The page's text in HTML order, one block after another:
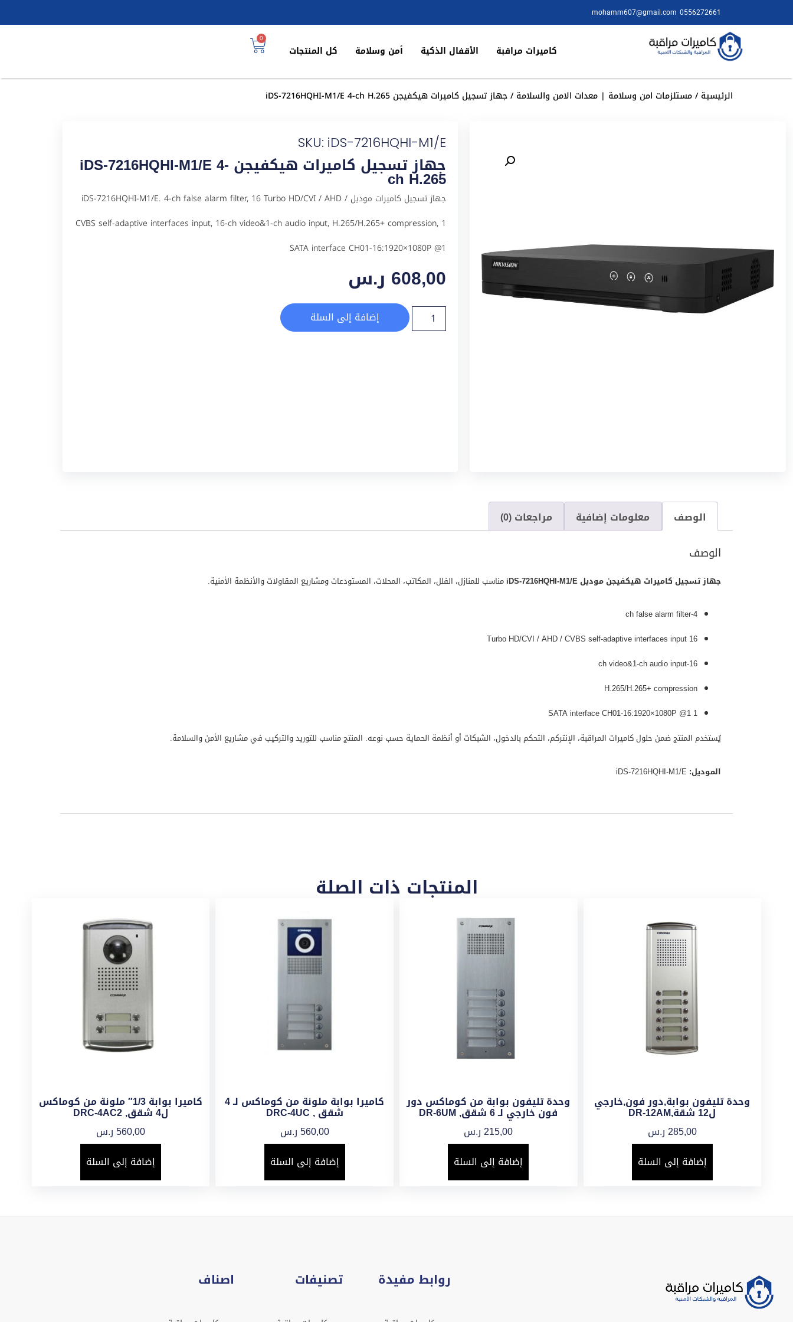
0556272661
mohamm607@gmail.com
كاميرات مراقبة الأقفال الذكية أمن وسلامة كل المنتجات
0
الرئيسية/مستلزمات امن وسلامة | معدات الامن والسلامة/ جهاز تسجيل كاميرات هيكفيجن iDS-7216HQHI-M1/E 4-ch H.265
SKU: iDS-7216HQHI-M1/E
جهاز تسجيل كاميرات هيكفيجن iDS-7216HQHI-M1/E 4-
ch H.265
جهاز تسجيل كاميرات موديل iDS-7216HQHI-M1/E. 4-ch false alarm filter, 16 Turbo HD/CVI / AHD /
CVBS self-adaptive interfaces input, 16-ch video&1-ch audio input, H.265/H.265+ compression, 1
SATA interface CH01-16:1920×1080P @1
608,00 ر.س
إضافة إلى السلة
الوصف معلومات إضافية مراجعات (0)
الوصف
جهاز تسجيل كاميرات هيكفيجن موديل iDS-7216HQHI-M1/E مناسب للمنازل، الفلل، المكاتب، المحلات، المستودعات ومشاريع المقاولات والأنظمة الأمنية.
4-ch false alarm filter
16 Turbo HD/CVI / AHD / CVBS self-adaptive interfaces input
16-ch video&1-ch audio input
H.265/H.265+ compression
1 SATA interface CH01-16:1920×1080P @1
يُستخدم المنتج ضمن حلول كاميرات المراقبة، الإنتركم، التحكم بالدخول، الشبكات أو أنظمة الحماية حسب نوعه. المنتج مناسب للتوريد والتركيب في مشاريع الأمن والسلامة.
الموديل:
المنتجات ذات الصلة
وحدة تليفون بوابة,دور فون,خارجي
ل12 شقة,DR-12AM
285,00ر.س
إضافة إلى السلة
وحدة تليفون بوابة من كوماكس دور
فون خارجي لـ 6 شقق, DR-6UM
215,00 ر.س
إضافة إلى السلة
كاميرا بوابة ملونة من كوماكس لـ 4
شقق , DRC-4UC
560,00ر.س
إضافة إلى السلة
كاميرا بوابة 1/3″ ملونة من كوماكس
ل4 شقق, DRC-4AC2
560,00ر.س
إضافة إلى السلة
روابط مفيدة تصنيفات اصناف